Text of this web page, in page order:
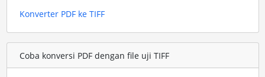
Konverter PDF ke TIFF
Coba konversi PDF dengan file uji TIFF